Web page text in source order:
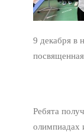
9 декабря в
Ребята
олимпиадах